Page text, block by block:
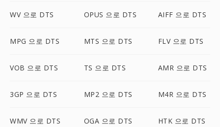
WV 으로 DTS OPUS 으로 DTS AIFF 으로 DTS
MPG 으로 DTS MTS 으로 DTS FLV 으로 DTS
VOB 으로 DTS TS 으로 DTS AMR 으로 DTS
3GP 으로 DTS MP2 으로 DTS M4R 으로 DTS
WMV 으로 DTS OGA 으로 DTS HTK 으로 DTS